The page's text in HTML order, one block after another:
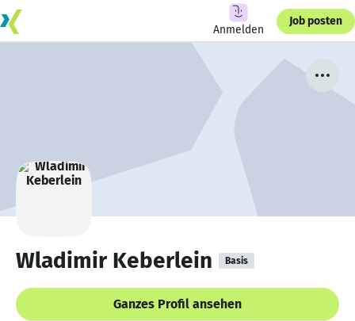
Anmelden
Job posten
Wladimir Keberlein Basis
Ganzes Profil ansehen